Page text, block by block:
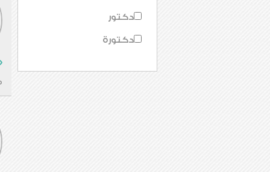
دكتور
دكتورة